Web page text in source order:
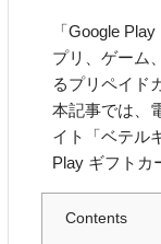
「Google
プリ、ゲーム
るプリペイド
本記事では、
イト「ベテル
Play ギフトカ
Contents